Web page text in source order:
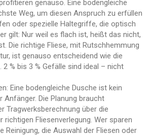
genauso. Eine bodengleiche
Weg, um diesen Anspruch zu erfüllen
oder spezielle Haltegriffe, die optisch
gilt: Nur weil es flach ist, heißt das nicht,
Die richtige Fliese, mit Rutschhemmung
ist genauso entscheidend wie die
2 % bis 3 % Gefälle sind ideal – nicht
Eine bodengleiche Dusche ist kein
Die Planung braucht
Tragwerksberechnung über die
richtigen Fliesenverlegung. Wer sparen
Reinigung, die Auswahl der Fliesen oder